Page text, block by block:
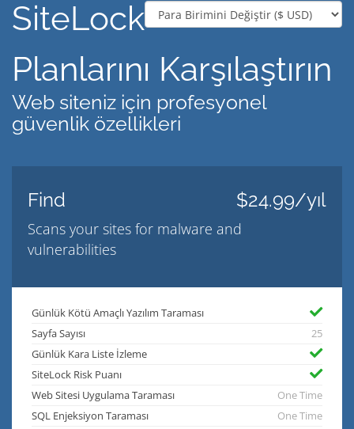
SiteLock
Planlarını Karşılaştırın
Web siteniz için profesyonel
güvenlik özellikleri
Find $24.99/yıl
Scans your sites for malware and
vulnerabilities
Günlük Kötü Amaçlı Yazılım Taraması
Sayfa Sayısı
25
Günlük Kara Liste İzleme
SiteLock Risk Puanı
Web Sitesi Uygulama Taraması
One Time
SQL Enjeksiyon Taraması
One Time